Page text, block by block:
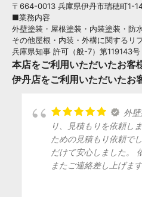
〒664-0013 兵庫県伊丹市瑞穂町1-
■業務内容
外壁塗装・屋根塗装・内装塗装・防
その他屋根・内装・外構に関するリ
兵庫県知事 許可（般-7）第119143号
本店をご利用いただいたお客
伊丹店をご利用いただいたお
外
り、見積もりを依頼し
ための見積もり依頼で
だけて安心しました。
またご連絡差し上げます